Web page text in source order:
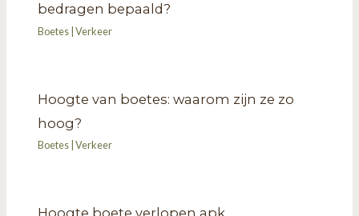
bedragen bepaald?
Boetes |Verkeer
Hoogte van boetes: waarom zijn ze zo
hoog?
Boetes |Verkeer